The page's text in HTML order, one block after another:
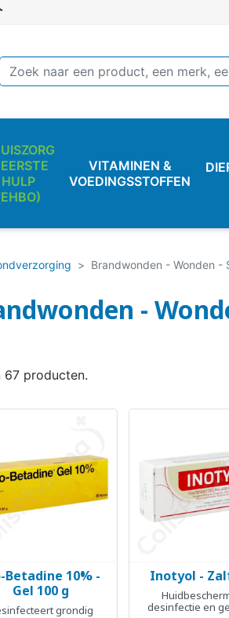
HULP
VITAMINEN &
VOEDINGSSTOFFEN
Brandwonden - Wonden -
-
67 producten.
Snel bekijken
Betadine 10% -
Gel 100 g
grondig
Snel
Inotyol -
desinfectie en